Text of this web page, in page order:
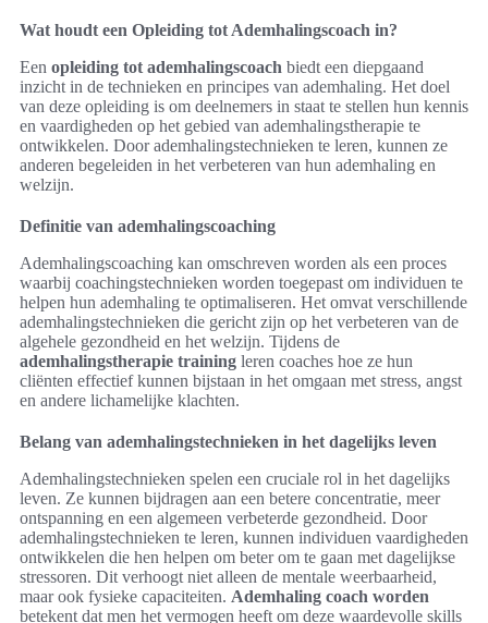
Wat houdt een Opleiding tot Ademhalingscoach in?
Een opleiding tot ademhalingscoach biedt een diepgaand
inzicht in de technieken en principes van ademhaling. Het doel
van deze opleiding is om deelnemers in staat te stellen hun kennis
en vaardigheden op het gebied van ademhalingstherapie te
ontwikkelen. Door ademhalingstechnieken te leren, kunnen ze
anderen begeleiden in het verbeteren van hun ademhaling en
welzijn.
Definitie van ademhalingscoaching
Ademhalingscoaching kan omschreven worden als een proces
waarbij coachingstechnieken worden toegepast om individuen te
helpen hun ademhaling te optimaliseren. Het omvat verschillende
ademhalingstechnieken die gericht zijn op het verbeteren van de
algehele gezondheid en het welzijn. Tijdens de
ademhalingstherapie training leren coaches hoe ze hun
cliënten effectief kunnen bijstaan in het omgaan met stress, angst
en andere lichamelijke klachten.
Belang van ademhalingstechnieken in het dagelijks leven
Ademhalingstechnieken spelen een cruciale rol in het dagelijks
leven. Ze kunnen bijdragen aan een betere concentratie, meer
ontspanning en een algemeen verbeterde gezondheid. Door
ademhalingstechnieken te leren, kunnen individuen vaardigheden
ontwikkelen die hen helpen om beter om te gaan met dagelijkse
stressoren. Dit verhoogt niet alleen de mentale weerbaarheid,
maar ook fysieke capaciteiten. Ademhaling coach worden
betekent dat men het vermogen heeft om deze waardevolle skills